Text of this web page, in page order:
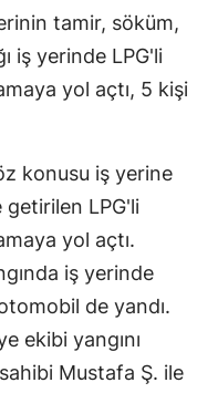
Çanakkale
Denizli
Diyarbakır
Edirne
Elazığ
Erzincan
tamir, söküm,
iş yerinde LPG'li
yol açtı, 5 kişi
konusu iş yerine
getirilen LPG'li
yol açtı.
iş yerinde
de yandı.
ekibi yangını
Mustafa Ş. ile